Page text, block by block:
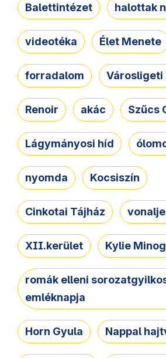
Balettintézet halottak
videotéka Élet Menete
forradalom Városligeti
Renoir akác Szűcs
Lágymányosi híd
nyomda Kocsiszín
Cinkotai Tájház
XII.kerület Kylie
romák elleni
emléknapja
Horn Gyula Nappal